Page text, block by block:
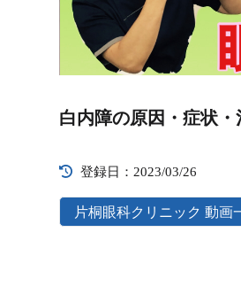
Player
白内障の原因・症状・
登録日：2023/03/26
片桐眼科クリニック 動画